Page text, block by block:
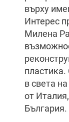
върху
Интерес
Милена
в света
от
България.